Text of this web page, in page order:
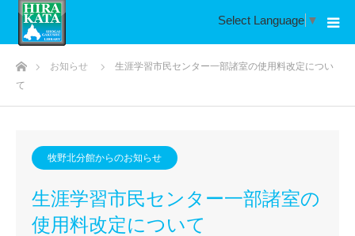
Select Language ▼
ホームお知らせ
生涯学習市民センター一部諸室の使用料改定につい
て
牧野北分館からのお知らせ
生涯学習市民センター一部諸室の
使用料改定について